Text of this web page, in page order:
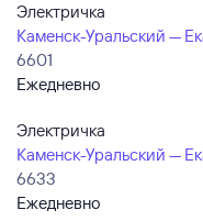
Электричка
Каменск-Уральский —
6601
Ежедневно
Электричка
Каменск-Уральский —
6633
Ежедневно